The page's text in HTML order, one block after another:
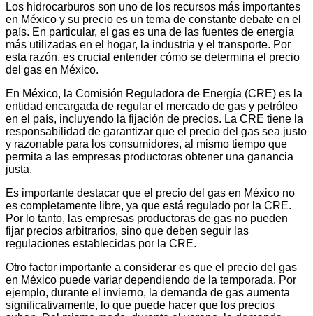
Los hidrocarburos son uno de los recursos más importantes
en México y su precio es un tema de constante debate en el
país. En particular, el gas es una de las fuentes de energía
más utilizadas en el hogar, la industria y el transporte. Por
esta razón, es crucial entender cómo se determina el precio
del gas en México.
En México, la Comisión Reguladora de Energía (CRE) es la
entidad encargada de regular el mercado de gas y petróleo
en el país, incluyendo la fijación de precios. La CRE tiene la
responsabilidad de garantizar que el precio del gas sea justo
y razonable para los consumidores, al mismo tiempo que
permita a las empresas productoras obtener una ganancia
justa.
Es importante destacar que el precio del gas en México no
es completamente libre, ya que está regulado por la CRE.
Por lo tanto, las empresas productoras de gas no pueden
fijar precios arbitrarios, sino que deben seguir las
regulaciones establecidas por la CRE.
Otro factor importante a considerar es que el precio del gas
en México puede variar dependiendo de la temporada. Por
ejemplo, durante el invierno, la demanda de gas aumenta
significativamente, lo que puede hacer que los precios